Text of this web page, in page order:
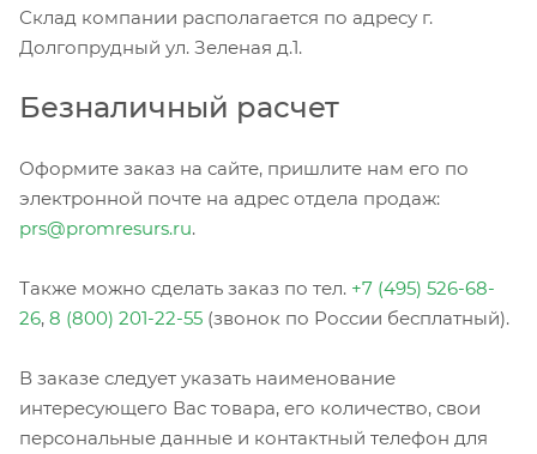
Склад компании располагается по адресу г.
Долгопрудный ул. Зеленая д.1.
Безналичный расчет
Оформите заказ на сайте, пришлите нам его по
электронной почте на адрес отдела продаж:
prs@promresurs.ru.
Также можно сделать заказ по тел. +7 (495) 526-68-
26, 8 (800) 201-22-55 (звонок по России бесплатный).
В заказе следует указать наименование
интересующего Вас товара, его количество, свои
персональные данные и контактный телефон для